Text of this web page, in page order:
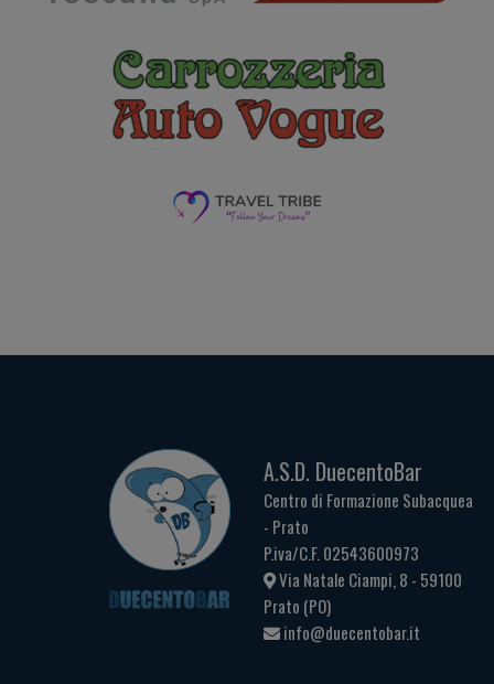
A.S.D. DuecentoBar
Centro di Formazione Subacquea
- Prato
P.iva/C.F. 02543600973
Via Natale Ciampi, 8 - 59100
Prato (PO)
info@duecentobar.it